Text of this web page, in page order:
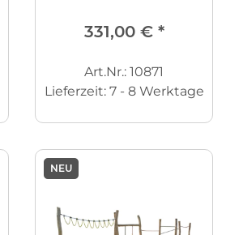
331,00 € *
Art.Nr.: 10871
Lieferzeit: 7 - 8 Werktage
NEU